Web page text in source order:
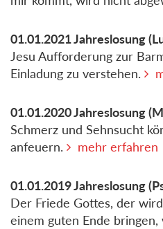
01.01.2021Jahreslosung
Jesu Aufforderung zur
Einladung zu verstehen.
01.01.2020Jahreslosung
Schmerz und Sehnsucht
anfeuern.
mehr erfahren
01.01.2019Jahreslosung
Der Friede Gottes, der
einem guten Ende bringen,